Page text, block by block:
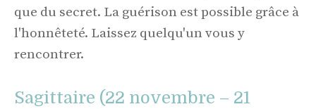
que du secret. La guérison est possible grâce à
l'honnêteté. Laissez quelqu'un vous y
rencontrer.
Sagittaire (22 novembre – 21